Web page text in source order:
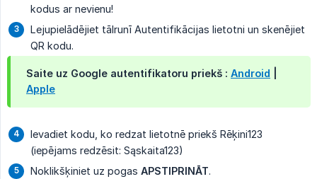
kodus ar nevienu!
Lejupielādējiet tālrunī Autentifikācijas lietotni un skenējiet
QR kodu.
Saite uz Google autentifikatoru priekš : Android
Apple
Ievadiet kodu, ko redzat lietotnē priekš Rēķini123
(iepējams redzēsit: Sąskaita123)
Noklikšķiniet uz pogas APSTIPRINĀT.